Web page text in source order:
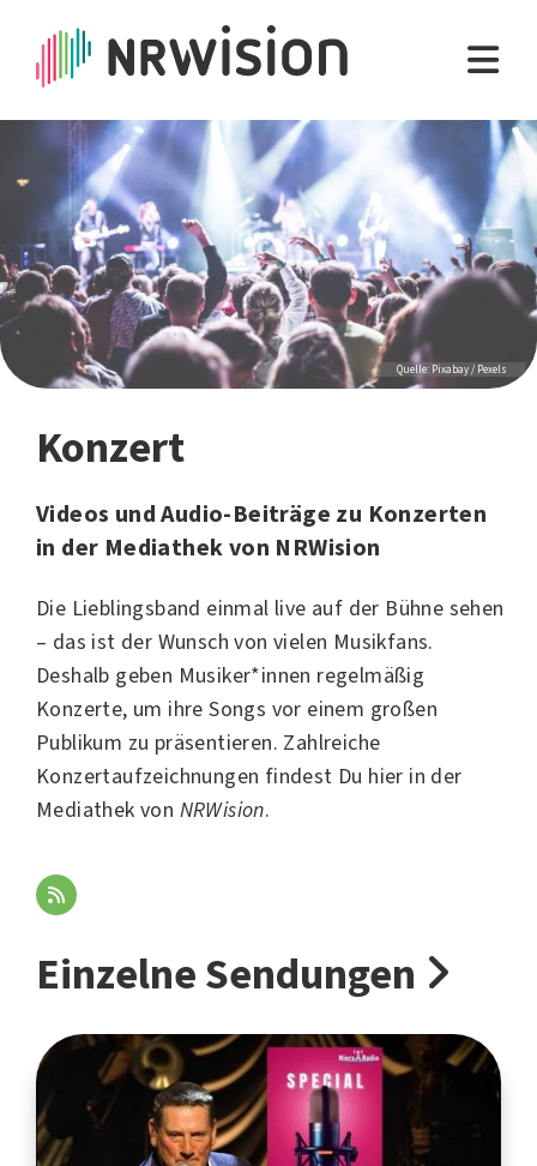
Konzert
Videos und Audio-Beiträge zu Konzerten
in der Mediathek von NRWision
Die Lieblingsband einmal live auf der Bühne sehen
– das ist der Wunsch von vielen Musikfans.
Deshalb geben Musiker*innen regelmäßig
Konzerte, um ihre Songs vor einem großen
Publikum zu präsentieren. Zahlreiche
Konzertaufzeichnungen findest Du hier in der
Mediathek von NRWision.
Quelle: Pixabay / Pexels
Einzelne Sendungen